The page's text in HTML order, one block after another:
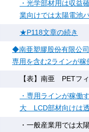
・光学部材用は収
業向けでは太陽電池
★P118文章の続き
◆南亜塑膠股份有限公
専用を含む2ラインが
【表】南亜 PETフ
・専用ラインが稼働
大 LCD部材向けは
・一般産業用では太